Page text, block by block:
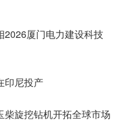
2026厦门电力建设科技
印尼投产
旋挖钻机开拓全球市场